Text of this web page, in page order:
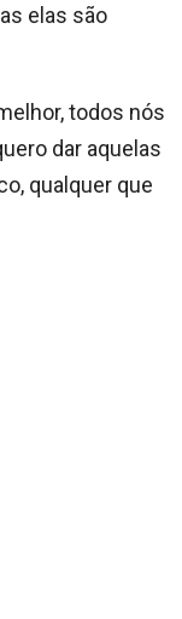
elas são
todos nós
dar aquelas
qualquer que